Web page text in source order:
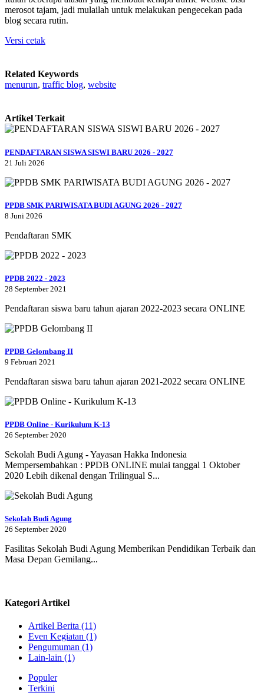
merosot tajam, jadi mulailah untuk melakukan pengecekan pada
blog secara rutin.
Versi cetak
Related Keywords
menurun, traffic blog, website
Artikel Terkait
PENDAFTARAN SISWA SISWI BARU 2026 - 2027
21 Juli 2026
PPDB SMK PARIWISATA BUDI AGUNG 2026 - 2027
8 Juni 2026
Pendaftaran SMK
PPDB 2022 - 2023
28 September 2021
Pendaftaran siswa baru tahun ajaran 2022-2023 secara ONLINE
PPDB Gelombang II
9 Februari 2021
Pendaftaran siswa baru tahun ajaran 2021-2022 secara ONLINE
PPDB Online - Kurikulum K-13
26 September 2020
Sekolah Budi Agung - Yayasan Hakka Indonesia
Mempersembahkan : PPDB ONLINE mulai tanggal 1 Oktober
2020 Lebih dikenal dengan Trilingual S...
Sekolah Budi Agung
26 September 2020
Fasilitas Sekolah Budi Agung Memberikan Pendidikan Terbaik dan
Masa Depan Gemilang...
Kategori Artikel
Artikel Berita (11)
Even Kegiatan (1)
Pengumuman (1)
Lain-lain (1)
Populer
Terkini